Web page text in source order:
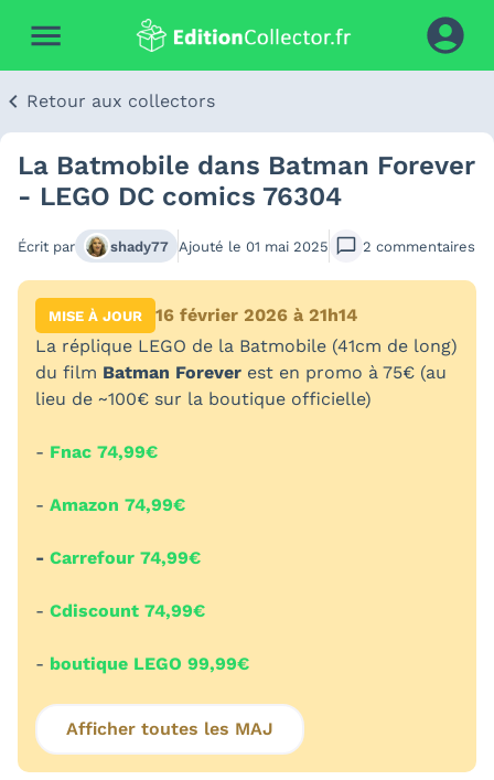
Retour aux collectors
La Batmobile dans Batman Forever
- LEGO DC comics 76304
Écrit par shady77 Ajouté le 01 mai 2025 2 commentaires
MISE À JOUR
16 février 2026 à 21h14
La réplique LEGO de la Batmobile (41cm de long)
du film Batman Forever est en promo à 75€ (au
lieu de ~100€ sur la boutique officielle)
- Fnac 74,99€
- Amazon 74,99€
- Carrefour 74,99€
- Cdiscount 74,99€
- boutique LEGO 99,99€
Afficher toutes les MAJ